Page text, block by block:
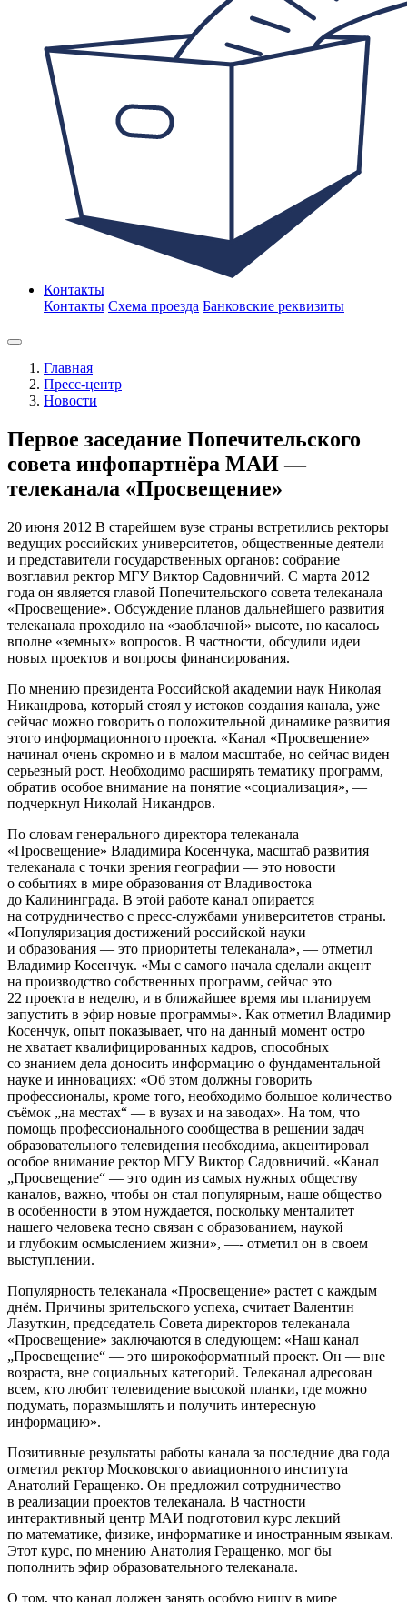
Контакты
Контакты Схема проезда Банковские реквизиты
Главная
Пресс-центр
Новости
Первое заседание Попечительского
совета инфопартнёра МАИ —
телеканала «Просвещение»
20 июня 2012 В старейшем вузе страны встретились ректоры
ведущих российских университетов, общественные деятели
и представители государственных органов: собрание
возглавил ректор МГУ Виктор Садовничий. С марта 2012
года он является главой Попечительского совета телеканала
«Просвещение». Обсуждение планов дальнейшего развития
телеканала проходило на «заоблачной» высоте, но касалось
вполне «земных» вопросов. В частности, обсудили идеи
новых проектов и вопросы финансирования.
По мнению президента Российской академии наук Николая
Никандрова, который стоял у истоков создания канала, уже
сейчас можно говорить о положительной динамике развития
этого информационного проекта. «Канал «Просвещение»
начинал очень скромно и в малом масштабе, но сейчас виден
серьезный рост. Необходимо расширять тематику программ,
обратив особое внимание на понятие «социализация», —
подчеркнул Николай Никандров.
По словам генерального директора телеканала
«Просвещение» Владимира Косенчука, масштаб развития
телеканала с точки зрения географии — это новости
о событиях в мире образования от Владивостока
до Калининграда. В этой работе канал опирается
на сотрудничество с пресс-службами университетов страны.
«Популяризация достижений российской науки
и образования — это приоритеты телеканала», — отметил
Владимир Косенчук. «Мы с самого начала сделали акцент
на производство собственных программ, сейчас это
22 проекта в неделю, и в ближайшее время мы планируем
запустить в эфир новые программы». Как отметил Владимир
Косенчук, опыт показывает, что на данный момент остро
не хватает квалифицированных кадров, способных
со знанием дела доносить информацию о фундаментальной
науке и инновациях: «Об этом должны говорить
профессионалы, кроме того, необходимо большое количество
съёмок „на местах“ — в вузах и на заводах». На том, что
помощь профессионального сообщества в решении задач
образовательного телевидения необходима, акцентировал
особое внимание ректор МГУ Виктор Садовничий. «Канал
„Просвещение“ — это один из самых нужных обществу
каналов, важно, чтобы он стал популярным, наше общество
в особенности в этом нуждается, поскольку менталитет
нашего человека тесно связан с образованием, наукой
и глубоким осмыслением жизни», —- отметил он в своем
выступлении.
Популярность телеканала «Просвещение» растет с каждым
днём. Причины зрительского успеха, считает Валентин
Лазуткин, председатель Совета директоров телеканала
«Просвещение» заключаются в следующем: «Наш канал
„Просвещение“ — это широкоформатный проект. Он — вне
возраста, вне социальных категорий. Телеканал адресован
всем, кто любит телевидение высокой планки, где можно
подумать, поразмышлять и получить интересную
информацию».
Позитивные результаты работы канала за последние два года
отметил ректор Московского авиационного института
Анатолий Геращенко. Он предложил сотрудничество
в реализации проектов телеканала. В частности
интерактивный центр МАИ подготовил курс лекций
по математике, физике, информатике и иностранным языкам.
Этот курс, по мнению Анатолия Геращенко, мог бы
пополнить эфир образовательного телеканала.
О том, что канал должен занять особую нишу в мире